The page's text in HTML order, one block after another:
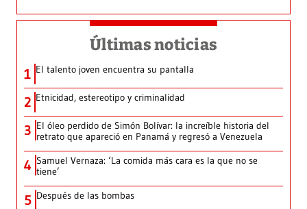
Últimas noticias
1 El talento joven encuentra su pantalla​
2 Etnicidad, estereotipo y criminalidad
3 El óleo perdido de Simón Bolívar: la increíble historia del
retrato que apareció en Panamá y regresó a Venezuela
4 Samuel Vernaza: ‘La comida más cara es la que no se
tiene’
5 Después de las bombas